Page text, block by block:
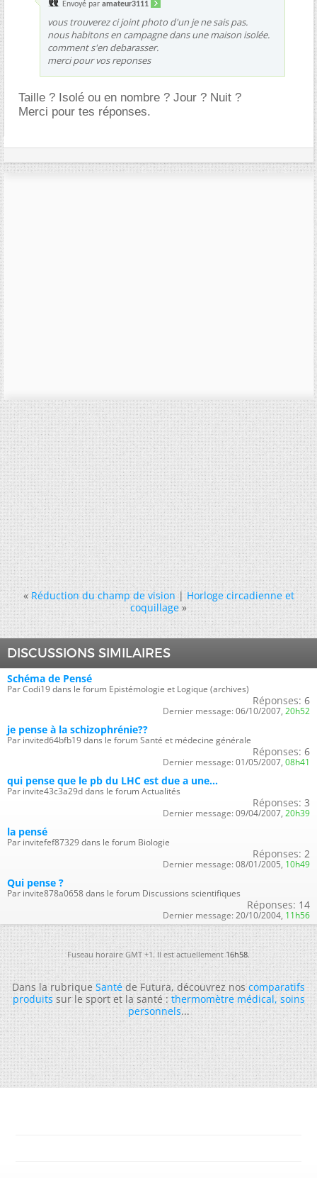
Envoyé par amateur3111
vous trouverez ci joint photo d'un je ne sais pas.
nous habitons en campagne dans une maison isolée.
comment s'en debarasser.
merci pour vos reponses
Taille ? Isolé ou en nombre ? Jour ? Nuit ?
Merci pour tes réponses.
« Réduction du champ de vision|Horloge circadienne et
coquillage »
DISCUSSIONS SIMILAIRES
Schéma de Pensé
Par Codi19 dans le forum Epistémologie et Logique (archives)
Réponses: 6
Dernier message: 06/10/2007, 20h52
je pense à la schizophrénie??
Par invited64bfb19 dans le forum Santé et médecine générale
Réponses: 6
Dernier message: 01/05/2007, 08h41
qui pense que le pb du LHC est due a une...
Par invite43c3a29d dans le forum Actualités
Réponses: 3
Dernier message: 09/04/2007, 20h39
la pensé
Par invitefef87329 dans le forum Biologie
Réponses: 2
Dernier message: 08/01/2005, 10h49
Qui pense ?
Par invite878a0658 dans le forum Discussions scientifiques
Réponses: 14
Dernier message: 20/10/2004, 11h56
Fuseau horaire GMT +1. Il est actuellement16h58.
Dans la rubriqueSantéde Futura, découvrez noscomparatifs
produitssur le sport et la santé :thermomètre médical,soins
personnels...